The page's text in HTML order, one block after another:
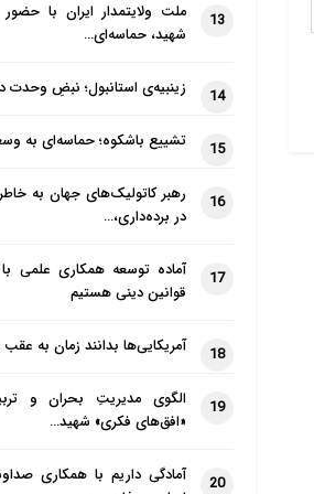
13
ملت ولایتمدار ایران با
شهید، حماسه‌ای…
14 زینبیه‌ی استانبول؛ نبضِ
15 تشییع باشکوه؛ حماسه‌ای به
16
رهبر کاتولیک‌های جهان به
در برده‌داری،…
17
آماده توسعه همکاری علمی
قوانین دینی هستیم
18 آمریکایی‌ها بدانند زمان به
19
الگوی مدیریتِ بحران و
«افق‌های فکری» شهید…
20
آمادگی داریم با همکاری